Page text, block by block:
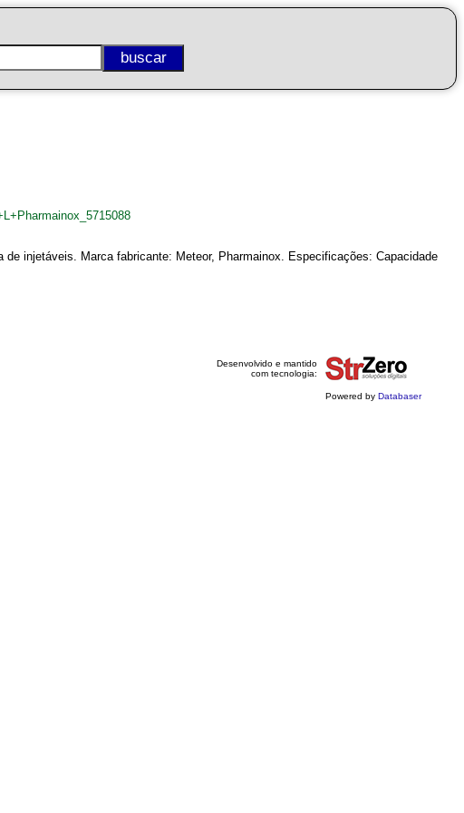
injetáveis. Marca fabricante: Meteor, Pharmainox. Especificações: Capacidade
Desenvolvido e mantido
com tecnologia:
Powered by Databaser